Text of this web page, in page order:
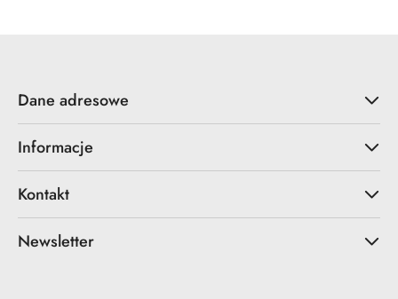
Dane adresowe
Informacje
Kontakt
Newsletter